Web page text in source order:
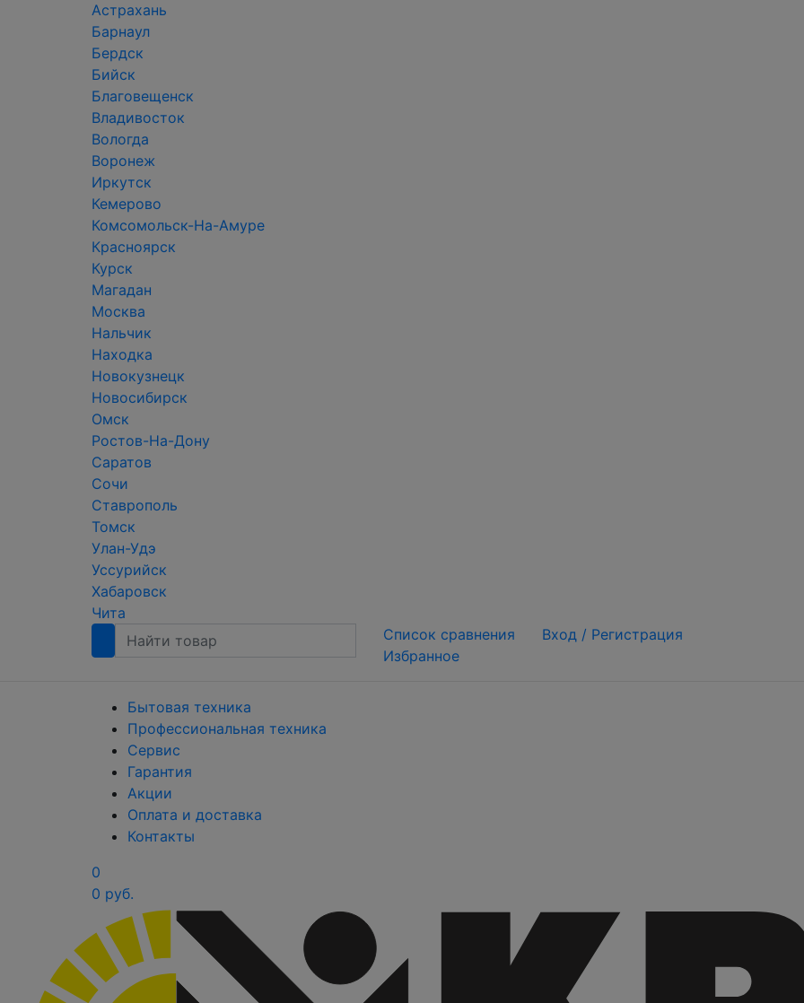
Астрахань
Барнаул
Бердск
Бийск
Благовещенск
Владивосток
Вологда
Воронеж
Иркутск
Кемерово
Комсомольск-На-Амуре
Красноярск
Курск
Магадан
Москва
Нальчик
Находка
Новокузнецк
Новосибирск
Омск
Ростов-На-Дону
Саратов
Сочи
Ставрополь
Томск
Улан-Удэ
Уссурийск
Хабаровск
Чита
Список сравнения
Избранное
Вход / Регистрация
Бытовая техника
Профессиональная техника
Сервис
Гарантия
Акции
Оплата и доставка
Контакты
0
0 руб.